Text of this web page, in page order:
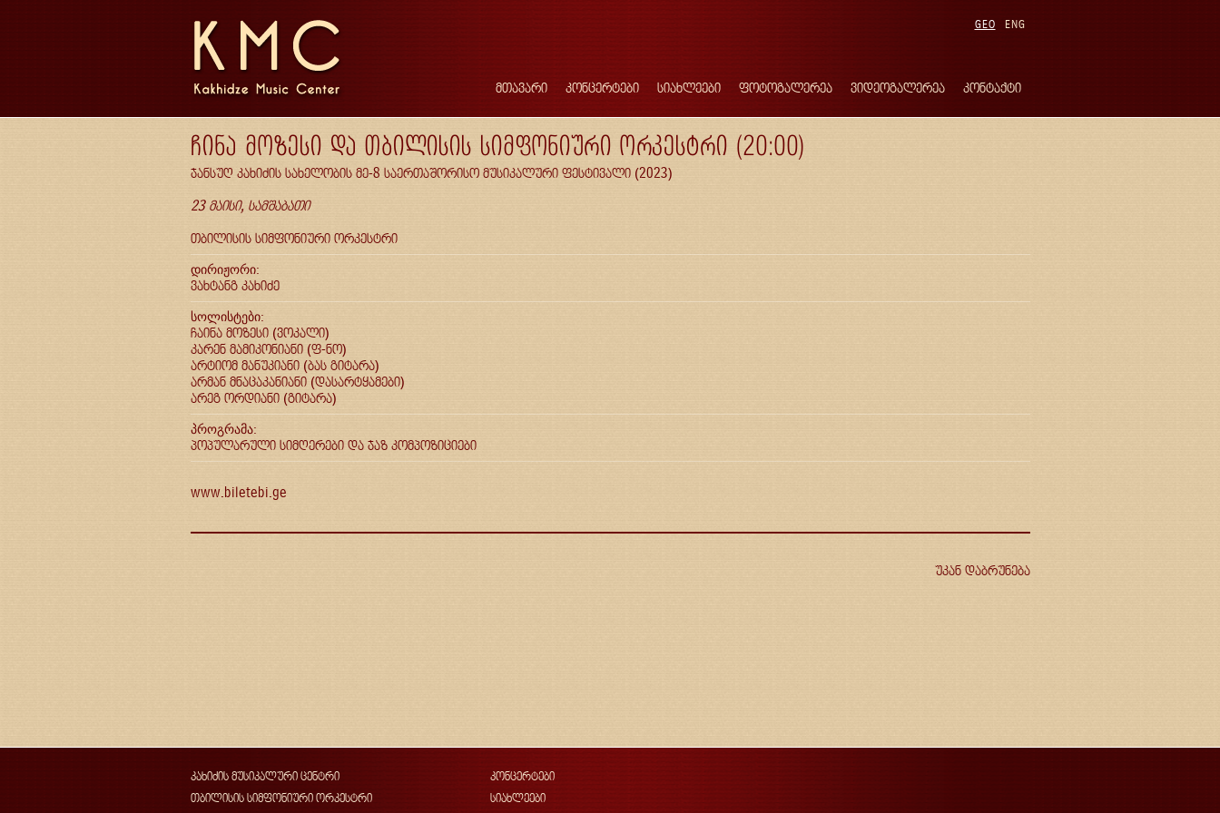
ENG
GEO
მთავარი კონცერტები სიახლეები ფოტოგალერეა ვიდეოგალერეა კონტაქტი
ჩინა მოზესი და თბილისის სიმფონიური ორკესტრი (20:00)
ჯანსუღ კახიძის სახელობის მე-8 საერთაშორისო მუსიკალური ფესტივალი (2023)
23 მაისი, სამშაბათი
თბილისის სიმფონიური ორკესტრი
დირიჟორი:
ვახტანგ კახიძე
სოლისტები:
ჩაინა მოზესი (ვოკალი)
კარენ მამიკონიანი (ფ-ნო)
არტიომ მანუკიანი (ბას გიტარა)
არმან მნაცაკანიანი (დასარტყამები)
არეგ ორდიანი (გიტარა)
პროგრამა:
პოპულარული სიმღერები და ჯაზ კომპოზიციები
www.biletebi.ge
უკან დაბრუნება
კახიძის მუსიკალური ცენტრი
თბილისის სიმფონიური ორკესტრი
კონცერტები
სიახლეები